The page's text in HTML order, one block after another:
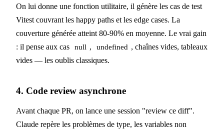
On lui donne une fonction utilitaire, il génère les cas de test
Vitest couvrant les happy paths et les edge cases. La
couverture générée atteint 80-90% en moyenne. Le vrai gain
: il pense aux cas
null , undefined , chaînes vides, tableaux
vides — les oublis classiques.
4. Code review asynchrone
Avant chaque PR, on lance une session "review ce diff".
Claude repère les problèmes de type, les variables non